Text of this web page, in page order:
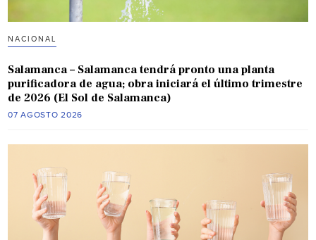
NACIONAL
Salamanca – Salamanca tendrá pronto una planta
purificadora de agua; obra iniciará el último trimestre
de 2026 (El Sol de Salamanca)
07 AGOSTO 2026